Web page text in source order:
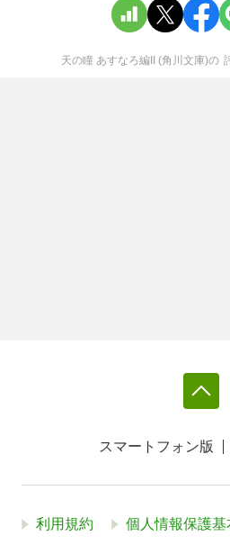
天の瞳 あすなろ編II (角川文庫)の
スマートフォン版
利用規約 個人情報保護基